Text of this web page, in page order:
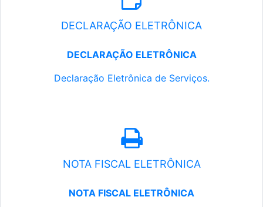
DECLARAÇÃO ELETRÔNICA
DECLARAÇÃO ELETRÔNICA
Declaração Eletrônica de Serviços.
NOTA FISCAL ELETRÔNICA
NOTA FISCAL ELETRÔNICA